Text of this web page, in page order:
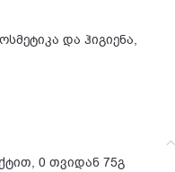
და ჰიგიენა,
0 თვიდან 75გ